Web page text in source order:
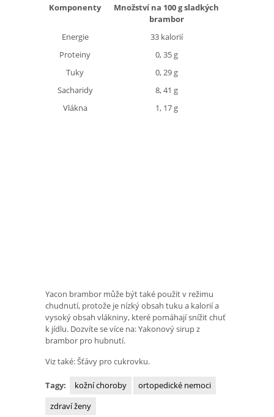
Komponenty
Množství na 100 g sladkých
brambor
Energie
33 kalorií
Proteiny
0, 35 g
Tuky
0, 29 g
Sacharidy
8, 41 g
Vlákna
1, 17 g
Yacon brambor může být také použit v režimu
chudnutí, protože je nízký obsah tuku a kalorií a
vysoký obsah vlákniny, které pomáhají snížit chuť
k jídlu. Dozvíte se více na: Yakonový sirup z
brambor pro hubnutí.
Viz také: Šťávy pro cukrovku.
Tagy: kožní choroby
ortopedické nemoci
zdraví ženy